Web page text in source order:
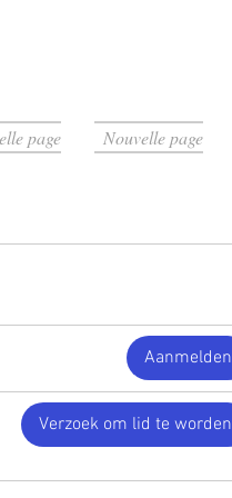
page Nouvelle page
Aanmelden
Verzoek om lid te worden